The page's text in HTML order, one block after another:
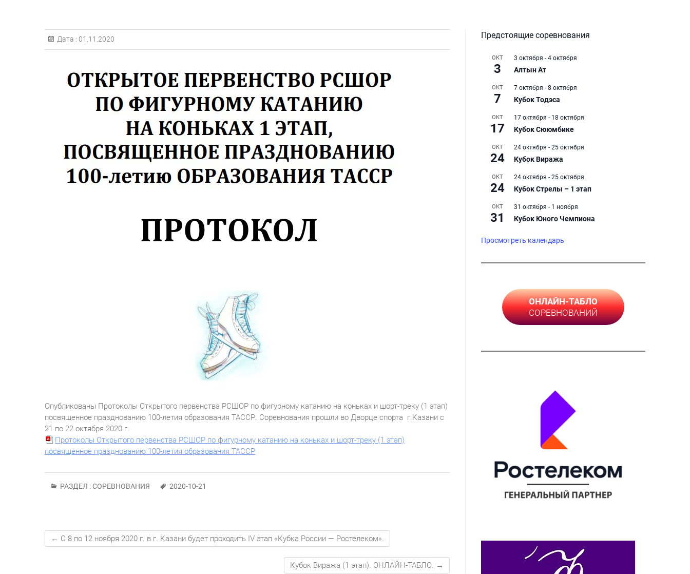
Дата : 01.11.2020
Опубликованы Протоколы Открытого первенства РСШОР по фигурному катанию на коньках и шорт-треку (1 этап)
посвященное празднованию 100-летия образования ТАССР. Соревнования прошли во Дворце спорта г.Казани с
21 по 22 октября 2020 г.
Протоколы Открытого первенства РСШОР по фигурному катанию на коньках и шорт-треку (1 этап)
посвященное празднованию 100-летия образования ТАССР
РАЗДЕЛ :СОРЕВНОВАНИЯ 2020-10-21
← С 8 по 12 ноября 2020 г. в г. Казани будет проходить IV этап «Кубка России — Ростелеком».
Кубок Виража (1 этап). ОНЛАЙН-ТАБЛО. →
Предстоящие соревнования
ОКТ
3
3 октября - 4 октября
Алтын Ат
ОКТ
7
7 октября - 8 октября
Кубок Тодэса
ОКТ
17
17 октября - 18 октября
Кубок Сююмбике
ОКТ
24
24 октября - 25 октября
Кубок Виража
ОКТ
24
24 октября - 25 октября
Кубок Стрелы – 1 этап
ОКТ
31
31 октября - 1 ноября
Кубок Юного Чемпиона
Просмотреть календарь
ОНЛАЙН-ТАБЛО
СОРЕВНОВАНИЙ